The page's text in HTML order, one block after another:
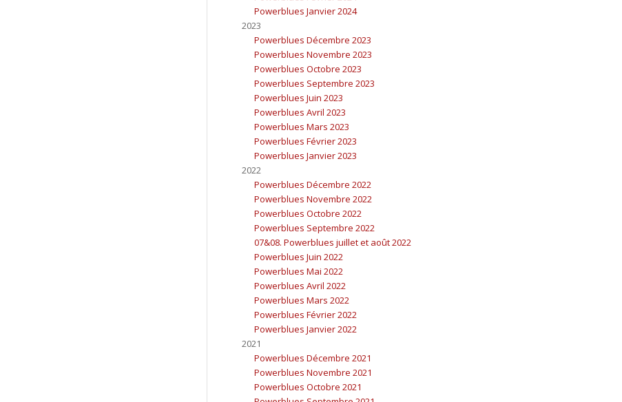
Powerblues Janvier 2024
2023
Powerblues Décembre 2023
Powerblues Novembre 2023
Powerblues Octobre 2023
Powerblues Septembre 2023
Powerblues Juin 2023
Powerblues Avril 2023
Powerblues Mars 2023
Powerblues Février 2023
Powerblues Janvier 2023
2022
Powerblues Décembre 2022
Powerblues Novembre 2022
Powerblues Octobre 2022
Powerblues Septembre 2022
07&08. Powerblues juillet et août 2022
Powerblues Juin 2022
Powerblues Mai 2022
Powerblues Avril 2022
Powerblues Mars 2022
Powerblues Février 2022
Powerblues Janvier 2022
2021
Powerblues Décembre 2021
Powerblues Novembre 2021
Powerblues Octobre 2021